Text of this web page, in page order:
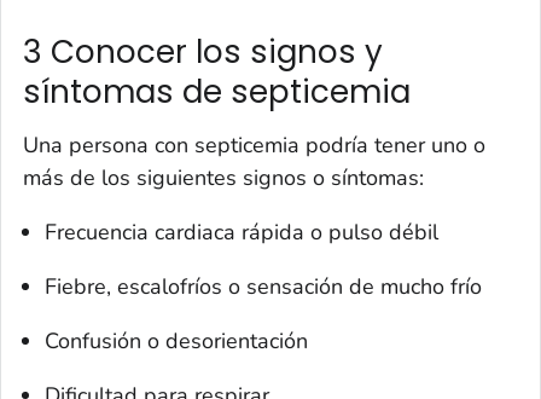
3 Conocer los signos y
síntomas de septicemia
Una persona con septicemia podría tener uno o
más de los siguientes signos o síntomas:
Frecuencia cardiaca rápida o pulso débil
Fiebre, escalofríos o sensación de mucho frío
Confusión o desorientación